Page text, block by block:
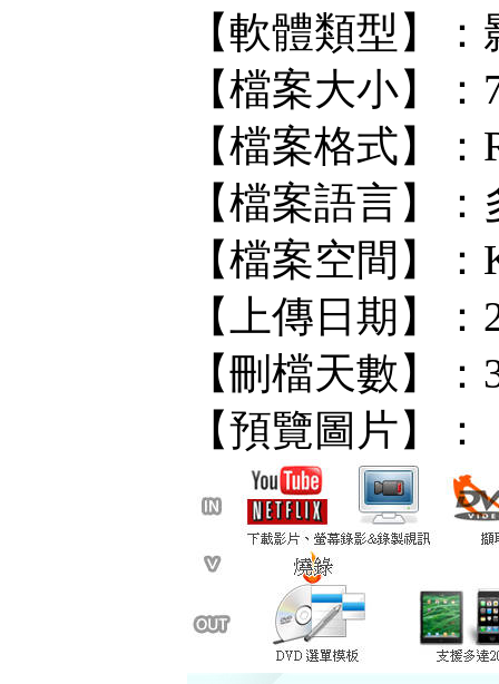
【軟體類型】
【檔案大小】
【檔案格式】：
【檔案語言】
【檔案空間】
【上傳日期】：
【刪檔天數】
【預覽圖片】：